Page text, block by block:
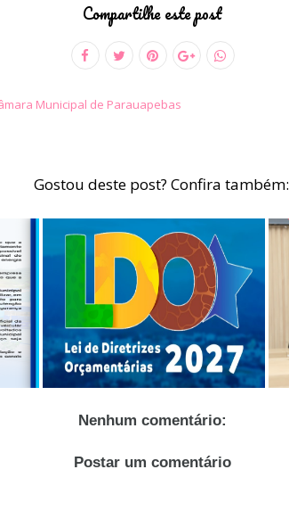
Compartilhe este post
Municipal de Parauapebas
Gostou deste post? Confira também:
Nenhum comentário:
Postar um comentário